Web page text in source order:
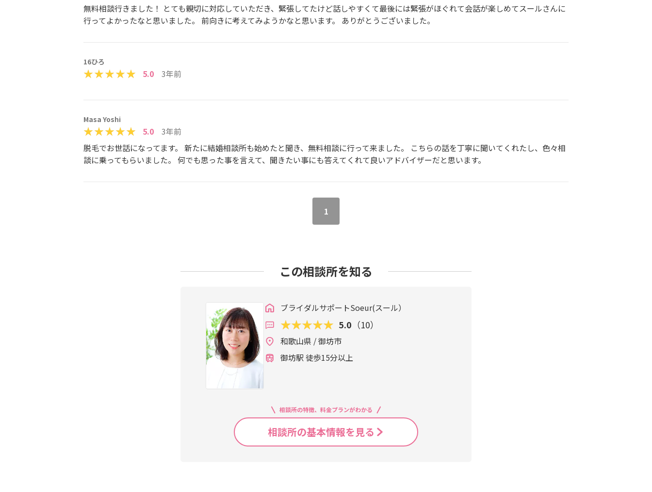
無料相談行きました！ とても親切に対応していただき、緊張してたけど話しやすくて最後には緊張がほぐれて会話が楽しめてスールさんに
行ってよかったなと思いました。 前向きに考えてみようかなと思います。 ありがとうございました。
16ひろ
5.0 3年前
Masa Yoshi
5.0
3年前
脱毛でお世話になってます。 新たに結婚相談所も始めたと聞き、無料相談に行って来ました。 こちらの話を丁寧に聞いてくれたし、色々相
談に乗ってもらいました。 何でも思った事を言えて、聞きたい事にも答えてくれて良いアドバイザーだと思います。
1
この相談所を知る
ブライダルサポートSoeur(スール）
5.0 （10）
和歌山県 / 御坊市
御坊駅 徒歩15分以上
相談所の特徴、料金プランがわかる
相談所の基本情報を見る